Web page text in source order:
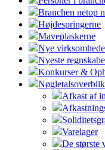
Branchen netop
Højdespringerne
Maveplaskerne
Nye
Nyeste
Konkurser &
Nøgletalsoverblik
Afkast af
Varelager
De største